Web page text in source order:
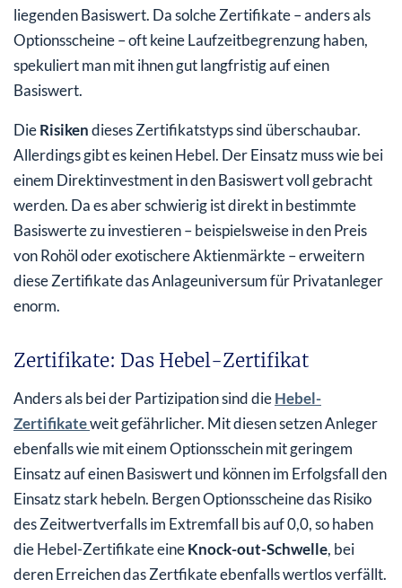
liegenden Basiswert. Da solche Zertifikate – anders als
Optionsscheine – oft keine Laufzeitbegrenzung haben,
spekuliert man mit ihnen gut langfristig auf einen
Basiswert.
DieRisikendieses Zertifikatstyps sind überschaubar.
Allerdings gibt es keinen Hebel. Der Einsatz muss wie bei
einem Direktinvestment in den Basiswert voll gebracht
werden. Da es aber schwierig ist direkt in bestimmte
Basiswerte zu investieren – beispielsweise in den Preis
von Rohöl oder exotischere Aktienmärkte – erweitern
diese Zertifikate das Anlageuniversum für Privatanleger
enorm.
Zertifikate: Das Hebel-Zertifikat
Anders als bei der Partizipation sind dieHebel-
Zertifikateweit gefährlicher. Mit diesen setzen Anleger
ebenfalls wie mit einem Optionsschein mit geringem
Einsatz auf einen Basiswert und können im Erfolgsfall den
Einsatz stark hebeln. Bergen Optionsscheine das Risiko
des Zeitwertverfalls im Extremfall bis auf 0,0, so haben
die Hebel-Zertifikate eineKnock-out-Schwelle, bei
deren Erreichen das Zertfikate ebenfalls wertlos verfällt.